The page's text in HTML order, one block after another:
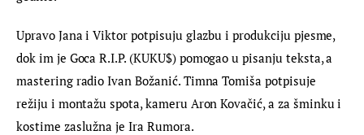
Upravo Jana i Viktor potpisuju glazbu i produkciju pjesme,
dok im je Goca R.I.P. (KUKU$) pomogao u pisanju teksta, a
mastering radio Ivan Božanić. Timna Tomiša potpisuje
režiju i montažu spota, kameru Aron Kovačić, a za šminku i
kostime zaslužna je Ira Rumora.